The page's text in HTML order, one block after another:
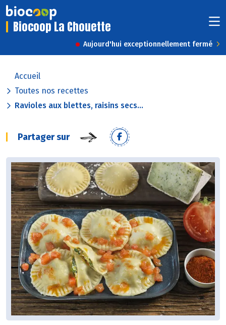
Biocoop La Chouette
Aujourd'hui exceptionnellement fermé
Accueil
Toutes nos recettes
Ravioles aux blettes, raisins secs...
Partager sur